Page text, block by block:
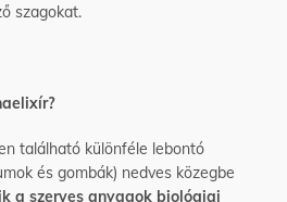
szagokat.
található különféle lebontó
és gombák) nedves közegbe
a szerves anyagok biológiai